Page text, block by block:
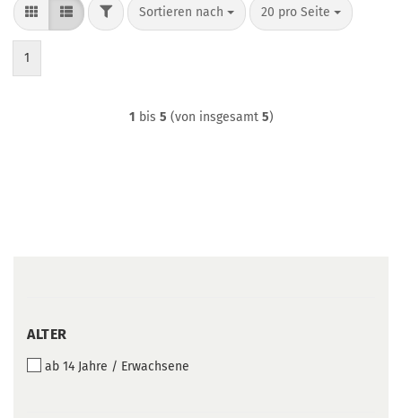
FILTERSortieren nach
Sortieren nach 20 pro Seite
pro Seite
1
1 bis 5 (von insgesamt 5)
ALTER
ALTER
ab 14 Jahre / Erwachsene